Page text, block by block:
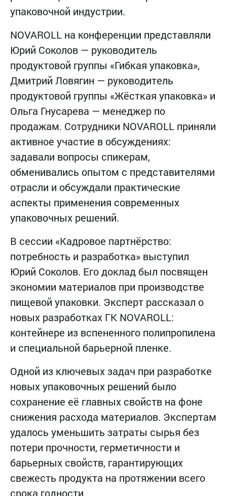
упаковочной индустрии.
NOVAROLL на конференции представляли
Юрий Соколов — руководитель
продуктовой группы «Гибкая упаковка»,
Дмитрий Ловягин — руководитель
продуктовой группы «Жёсткая упаковка» и
Ольга Гнусарева — менеджер по
продажам. Сотрудники NOVAROLL приняли
активное участие в обсуждениях:
задавали вопросы спикерам,
обменивались опытом с представителями
отрасли и обсуждали практические
аспекты применения современных
упаковочных решений.
В сессии «Кадровое партнёрство:
потребность и разработка» выступил
Юрий Соколов. Его доклад был посвящен
экономии материалов при производстве
пищевой упаковки. Эксперт рассказал о
новых разработках ГК NOVAROLL:
контейнере из вспененного полипропилена
и специальной барьерной пленке.
Одной из ключевых задач при разработке
новых упаковочных решений было
сохранение её главных свойств на фоне
снижения расхода материалов. Экспертам
удалось уменьшить затраты сырья без
потери прочности, герметичности и
барьерных свойств, гарантирующих
свежесть продукта на протяжении всего
срока годности.